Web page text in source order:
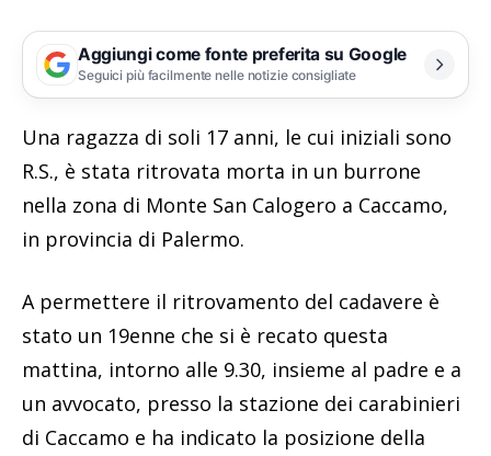
Aggiungi come fonte preferita su Google
Seguici più facilmente nelle notizie consigliate
Una ragazza di soli 17 anni, le cui iniziali sono
R.S., è stata ritrovata morta in un burrone
nella zona di Monte San Calogero a Caccamo,
in provincia di Palermo.
A permettere il ritrovamento del cadavere è
stato un 19enne che si è recato questa
mattina, intorno alle 9.30, insieme al padre e a
un avvocato, presso la stazione dei carabinieri
di Caccamo e ha indicato la posizione della